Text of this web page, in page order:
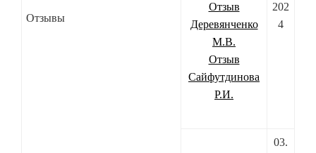
Отзывы
Отзыв
Деревянченко
М.В.
Отзыв
Сайфутдинова
Р.И.
202
4
03.